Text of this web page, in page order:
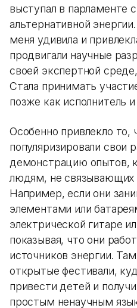
выступал в парламенте
альтернативной
меня удивила и
продвигали научные
своей экспертной
Стала принимать
позже как исполнитель
Особенно привлекло то,
популяризировали свои
демонстрацию опытов,
людям, не связывающих
Например, если они
элементами или
электрической гитаре
показывая, что они
источников энергии.
открытые фестивали,
привести детей и
простым ненаучным